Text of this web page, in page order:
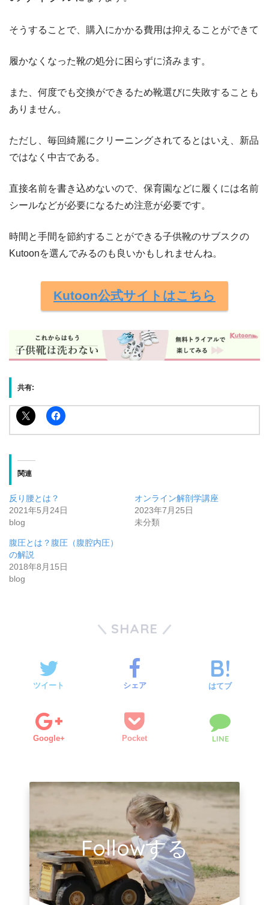
そうすることで、購入にかかる費用は抑えることができて
履かなくなった靴の処分に困らずに済みます。
また、何度でも交換ができるため靴選びに失敗することも
ありません。
ただし、毎回綺麗にクリーニングされてるとはいえ、新品
ではなく中古である。
直接名前を書き込めないので、保育園などに履くには名前
シールなどが必要になるため注意が必要です。
時間と手間を節約することができる子供靴のサブスクの
Kutoonを選んでみるのも良いかもしれませんね。
Kutoon公式サイトはこちら
共有:
関連
反り腰とは？
2021年5月24日
blog
オンライン解剖学講座
2023年7月25日
未分類
腹圧とは？腹圧（腹腔内圧）
の解説
2018年8月15日
blog
SHARE
ツイート シェア はてブ
Google+ Pocket LINE
Followする